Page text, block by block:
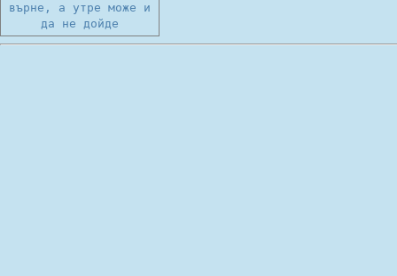
върне, а утре може и
да не дойде